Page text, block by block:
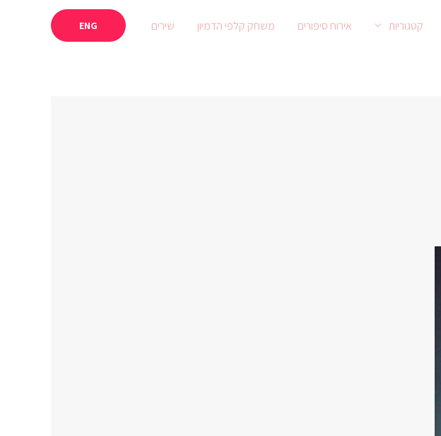
קטגוריות אירוח סיפורים משחק קלפי הדמיון שירים ENG